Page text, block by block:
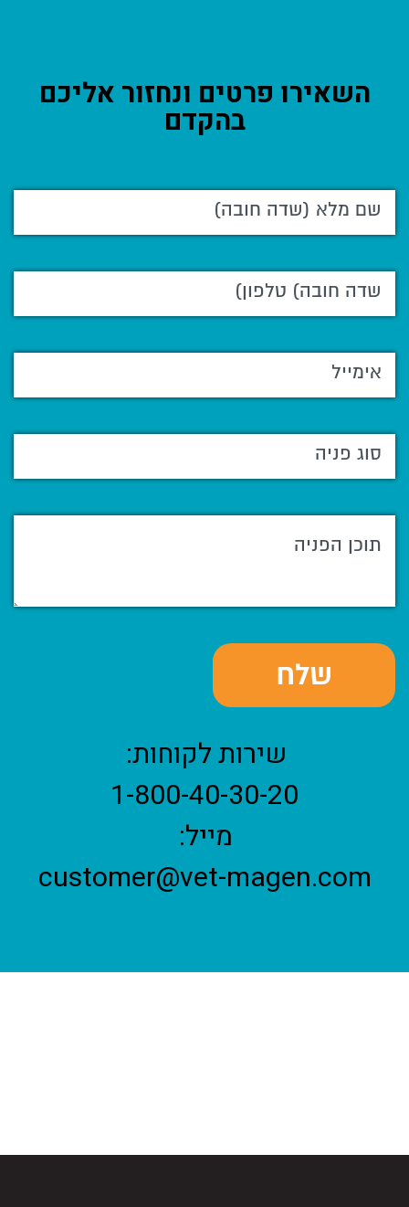
השאירו פרטים ונחזור אליכם
בהקדם
שירות לקוחות:
1-800-40-30-20
מייל:
customer@vet-magen.com